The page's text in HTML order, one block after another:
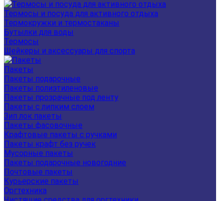
Термосы и посуда для активного отдыха
Термокружки и термостаканы
Бутылки для воды
Термосы
Шейкеры и аксессуары для спорта
Пакеты
Пакеты подарочные
Пакеты полиэтиленовые
Пакеты прозрачные под ленту
Пакеты с липким слоем
Зип лок пакеты
Пакеты фасовочные
Крафтовые пакеты с ручками
Пакеты крафт без ручек
Мусорные пакеты
Пакеты подарочные новогодние
Почтовые пакеты
Курьерские пакеты
Оргтехника